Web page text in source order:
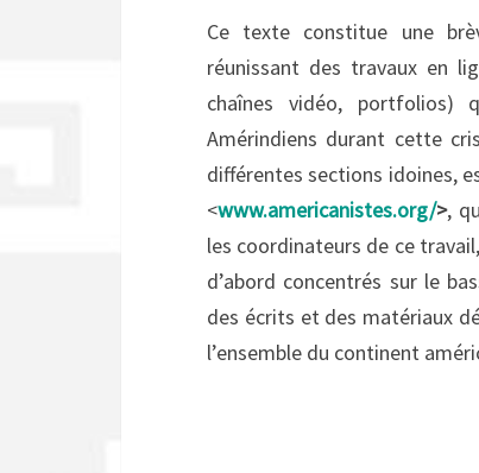
Ce texte constitue une
réunissant des travaux en
chaînes vidéo,
Amérindiens durant cette
différentes sections idoines,
<www.americanistes.org/>,
les coordinateurs de ce
d’abord concentrés sur le
des écrits et des matériaux
l’ensemble du continent